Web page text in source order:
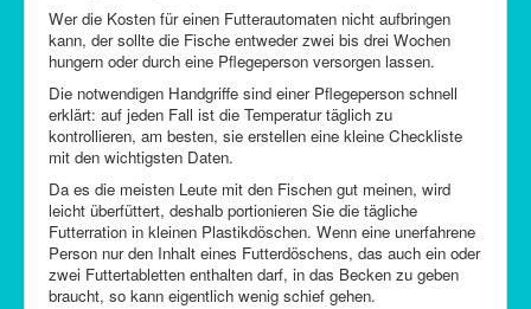
Wer die Kosten für einen Futterautomaten nicht aufbringen
kann, der sollte die Fische entweder zwei bis drei Wochen
hungern oder durch eine Pflegeperson versorgen lassen.
Die notwendigen Handgriffe sind einer Pflegeperson schnell
erklärt: auf jeden Fall ist die Temperatur täglich zu
kontrollieren, am besten, sie erstellen eine kleine Checkliste
mit den wichtigsten Daten.
Da es die meisten Leute mit den Fischen gut meinen, wird
leicht überfüttert, deshalb portionieren Sie die tägliche
Futterration in kleinen Plastikdöschen. Wenn eine unerfahrene
Person nur den Inhalt eines Futterdöschens, das auch ein oder
zwei Futtertabletten enthalten darf, in das Becken zu geben
braucht, so kann eigentlich wenig schief gehen.